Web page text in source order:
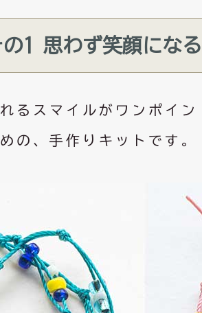
1 思わず笑顔にな
るスマイルがワンポイ
の、手作りキットです。